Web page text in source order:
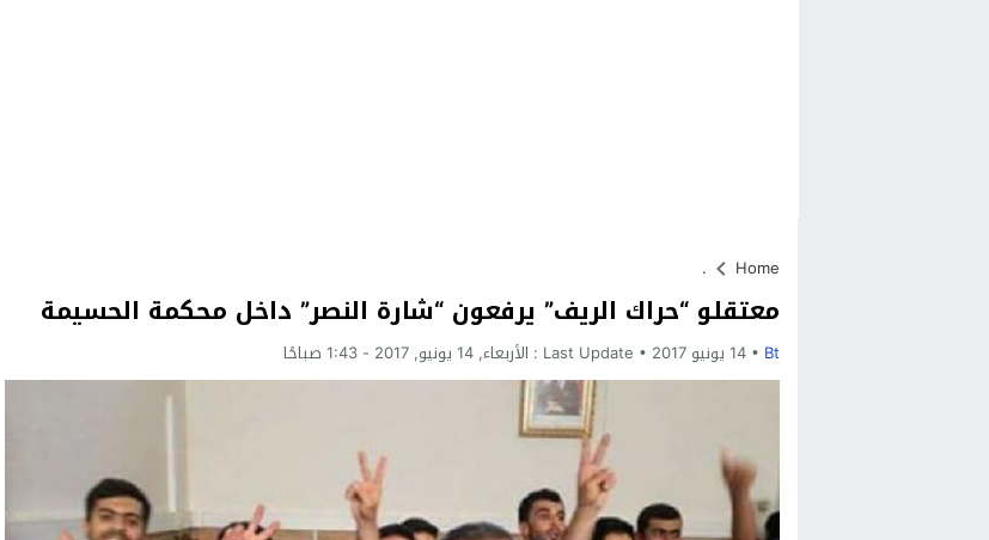
Home
.
معتقلو “حراك الريف” يرفعون “شارة النصر” داخل محكمة الحسيمة
Bt 14 يونيو 2017 Last Update : الأربعاء, 14 يونيو, 2017 - 1:43 صباحًا